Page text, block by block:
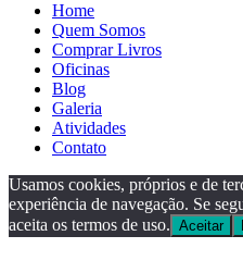
Home
Quem Somos
Comprar Livros
Oficinas
Blog
Galeria
Atividades
Contato
Usamos cookies, próprios e de
experiência de navegação. Se
aceita os termos de uso. Aceitar